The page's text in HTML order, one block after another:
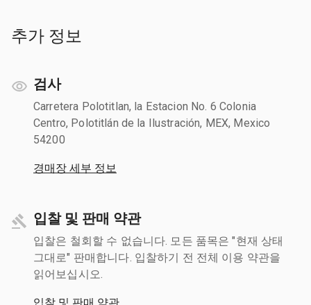
추가 정보
검사
Carretera Polotitlan, la Estacion No. 6 Colonia
Centro, Polotitlán de la Ilustración, MEX, Mexico
54200
경매장 세부 정보
입찰 및 판매 약관
입찰은 철회할 수 없습니다. 모든 품목은 "현재 상태
그대로" 판매합니다. 입찰하기 전 전체 이용 약관을
읽어보십시오.